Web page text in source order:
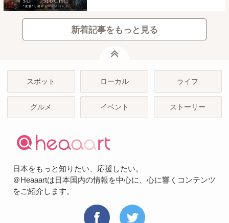
新着記事をもっと見る
スポット ローカル ライフ
グルメ イベント ストーリー
日本をもっと知りたい、応援したい。
＠Heaaartは日本国内の情報を中心に、心に響くコンテンツ
をご紹介します。